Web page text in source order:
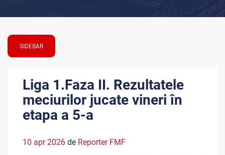
SIDEBAR
Liga 1.Faza II. Rezultatele
meciurilor jucate vineri în
etapa a 5-a
10 apr 2026 de Reporter FMF